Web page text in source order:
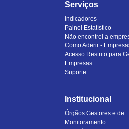
Serviços
Indicadores
Painel Estatístico
Não encontrei a
Como Aderir -
Acesso Restrito para
Empresas
Suporte
Institucional
Órgãos Gestores e de
Monitoramento